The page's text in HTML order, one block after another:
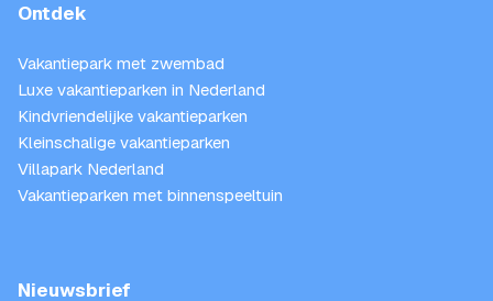
Ontdek
Vakantiepark met zwembad
Luxe vakantieparken in Nederland
Kindvriendelijke vakantieparken
Kleinschalige vakantieparken
Villapark Nederland
Vakantieparken met binnenspeeltuin
Nieuwsbrief